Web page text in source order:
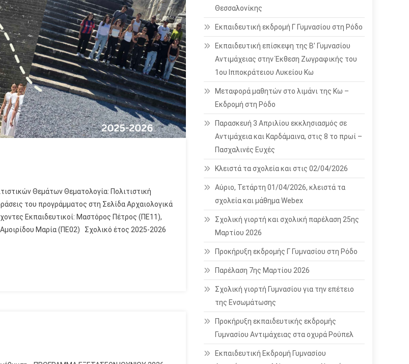
Θεμάτων Θεματολογία: Πολιτιστική
του προγράμματος στη Σελίδα Αρχαιολογικά
Εκπαιδευτικοί: Μαστόρος Πέτρος (ΠΕ11),
Μαρία (ΠΕ02) Σχολικό έτος 2025-2026
Θεσσαλονίκης
Εκπαιδευτική εκδρομή Γ Γυμνασίου στη Ρόδο
Εκπαιδευτική επίσκεψη της Β’ Γυμνασίου
Αντιμάχειας στην Έκθεση Ζωγραφικής του
1ου Ιπποκράτειου Λυκείου Κω
Μεταφορά μαθητών στο λιμάνι της Κω –
Εκδρομή στη Ρόδο
Παρασκευή 3 Απριλίου εκκλησιασμός σε
Αντιμάχεια και Καρδάμαινα, στις 8 το πρωί –
Πασχαλινές Ευχές
Κλειστά τα σχολεία και στις 02/04/2026
Αύριο, Τετάρτη 01/04/2026, κλειστά τα
σχολεία και μάθημα Webex
Σχολική γιορτή και σχολική παρέλαση 25ης
Μαρτίου 2026
Προκήρυξη εκδρομής Γ Γυμνασίου στη Ρόδο
Παρέλαση 7ης Μαρτίου 2026
Σχολική γιορτή Γυμνασίου για την επέτειο
της Ενσωμάτωσης
Προκήρυξη εκπαιδευτικής εκδρομής
Γυμνασίου Αντιμάχειας στα οχυρά Ρούπελ
Εκπαιδευτική Εκδρομή Γυμνασίου